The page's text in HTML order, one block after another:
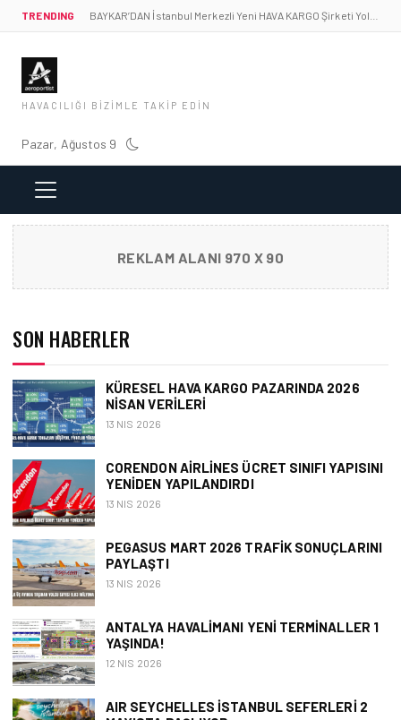
TRENDING
HAVACILIĞI BIZIMLE TAKIP EDIN
Pazar, Ağustos 9
REKLAM ALANI 970 X 90
SON HABERLER
KÜRESEL HAVA KARGO PAZARINDA 2026
NISAN VERILERI
13 NIS 2026
CORENDON AIRLINES ÜCRET SINIFI YAPISINI
YENIDEN YAPILANDIRDI
13 NIS 2026
PEGASUS MART 2026 TRAFIK SONUÇLARINI
PAYLAŞTI
13 NIS 2026
ANTALYA HAVALIMANI YENI TERMINALLER 1
YAŞINDA!
12 NIS 2026
AIR SEYCHELLES İSTANBUL SEFERLERI 2